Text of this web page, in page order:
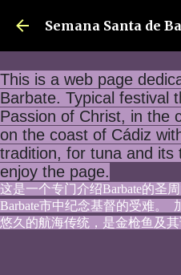
Ir al
Semana Santa de
This is a web page
Barbate. Typical festival
Passion of Christ, in the
on the coast of Cádiz
tradition, for tuna and its
enjoy the page.
这是一个专门介绍Barbate的圣
Barbate市中纪念基督的受难。
悠久的航海传统，是金枪鱼及